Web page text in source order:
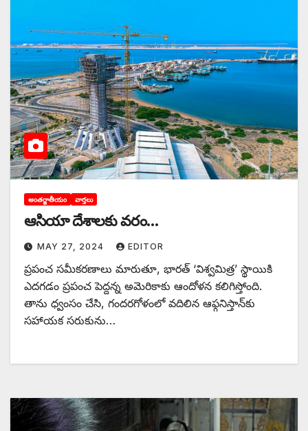
అంతర్జాతీయం వార్తలు
ఆసియా దేశాలకు వరం…
MAY 27, 2024 EDITOR
‌ప్రపంచ సమీకరణాలు మారుతూ, భారత్‌ ‘‌విశ్వమిత్ర’ స్థాయికి
ఎదగడం ప్రపంచ పెద్దన్న అమెరికాకు ఆందోళన కలిగిస్తోంది.
తాను ధ్వంసం చేసి, గందరగోళంలో వదిలిన ఆఫ్గనిస్తాన్‌కు
సహాయక సరుకును…